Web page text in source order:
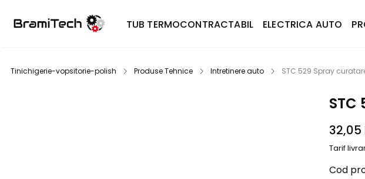
TUB TERMOCONTRACTABIL ELECTRICA AUTO
Tinichigerie-vopsitorie-polish Produse Tehnice Intretinere auto STC 529 Spray
32,05
Tarif
Cod